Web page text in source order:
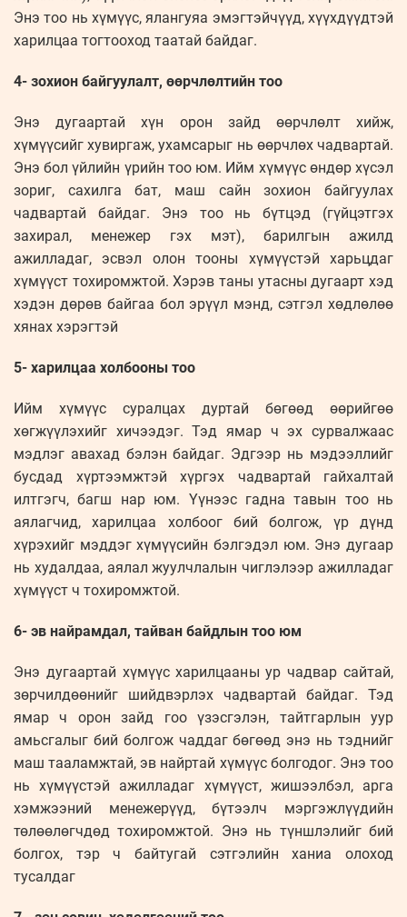
Энэ тоо нь хүмүүс, ялангуяа эмэгтэйчүүд, хүүхдүүдтэй
харилцаа тогтооход таатай байдаг.
4- зохион байгуулалт, өөрчлөлтийн тоо
Энэ дугаартай хүн орон зайд өөрчлөлт хийж,
хүмүүсийг хувиргаж, ухамсарыг нь өөрчлөх чадвартай.
Энэ бол үйлийн үрийн тоо юм. Ийм хүмүүс өндөр хүсэл
зориг, сахилга бат, маш сайн зохион байгуулах
чадвартай байдаг. Энэ тоо нь бүтцэд (гүйцэтгэх
захирал, менежер гэх мэт), барилгын ажилд
ажилладаг, эсвэл олон тооны хүмүүстэй харьцдаг
хүмүүст тохиромжтой. Хэрэв таны утасны дугаарт хэд
хэдэн дөрөв байгаа бол эрүүл мэнд, сэтгэл хөдлөлөө
хянах хэрэгтэй
5- харилцаа холбооны тоо
Ийм хүмүүс суралцах дуртай бөгөөд өөрийгөө
хөгжүүлэхийг хичээдэг. Тэд ямар ч эх сурвалжаас
мэдлэг авахад бэлэн байдаг. Эдгээр нь мэдээллийг
бусдад хүртээмжтэй хүргэх чадвартай гайхалтай
илтгэгч, багш нар юм. Үүнээс гадна тавын тоо нь
аялагчид, харилцаа холбоог бий болгож, үр дүнд
хүрэхийг мэддэг хүмүүсийн бэлгэдэл юм. Энэ дугаар
нь худалдаа, аялал жуулчлалын чиглэлээр ажилладаг
хүмүүст ч тохиромжтой.
6- эв найрамдал, тайван байдлын тоо юм
Энэ дугаартай хүмүүс харилцааны ур чадвар сайтай,
зөрчилдөөнийг шийдвэрлэх чадвартай байдаг. Тэд
ямар ч орон зайд гоо үзэсгэлэн, тайтгарлын уур
амьсгалыг бий болгож чаддаг бөгөөд энэ нь тэднийг
маш тааламжтай, эв найртай хүмүүс болгодог. Энэ тоо
нь хүмүүстэй ажилладаг хүмүүст, жишээлбэл, арга
хэмжээний менежерүүд, бүтээлч мэргэжлүүдийн
төлөөлөгчдөд тохиромжтой. Энэ нь түншлэлийг бий
болгох, тэр ч байтугай сэтгэлийн ханиа олоход
тусалдаг